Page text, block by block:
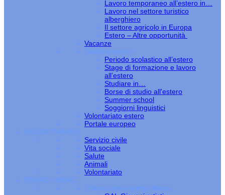
Lavoro temporaneo all’estero in…
Lavoro nel settore turistico
alberghiero
Il settore agricolo in Europa
Estero – Altre opportunità
Vacanze
Studiare estero
Periodo scolastico all’estero
Stage di formazione e lavoro
all’estero
Studiare in…
Borse di studio all'estero
Summer school
Soggiorni linguistici
Volontariato estero
Portale europeo
VOLONTARIATO
Servizio civile
Vita sociale
Salute
Animali
Volontariato
TEMPO LIBERO
Cultura arte e tempo libero